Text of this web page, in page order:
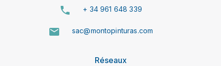
+ 34 961 648 339
sac@montopinturas.com
Réseaux